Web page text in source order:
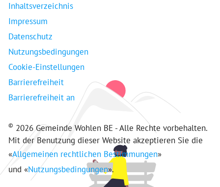
Inhaltsverzeichnis
Impressum
Datenschutz
Nutzungsbedingungen
Cookie-Einstellungen
Barrierefreiheit
Barrierefreiheit an
© 2026 Gemeinde Wohlen BE - Alle Rechte vorbehalten.
Mit der Benutzung dieser Website akzeptieren Sie die
«Allgemeinen rechtlichen Bestimmungen»
und «Nutzungsbedingungen».